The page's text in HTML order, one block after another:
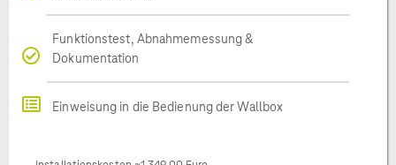
Funktionstest, Abnahmemessung &
Dokumentation
Einweisung in die Bedienung der Wallbox